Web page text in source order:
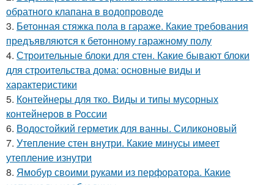
обратного клапана в водопроводе
3. Бетонная стяжка пола в гараже. Какие требования
предъявляются к бетонному гаражному полу
4. Строительные блоки для стен. Какие бывают блоки
для строительства дома: основные виды и
характеристики
5. Контейнеры для тко. Виды и типы мусорных
контейнеров в России
6. Водостойкий герметик для ванны. Силиконовый
7. Утепление стен внутри. Какие минусы имеет
утепление изнутри
8. Ямобур своими руками из перфоратора. Какие